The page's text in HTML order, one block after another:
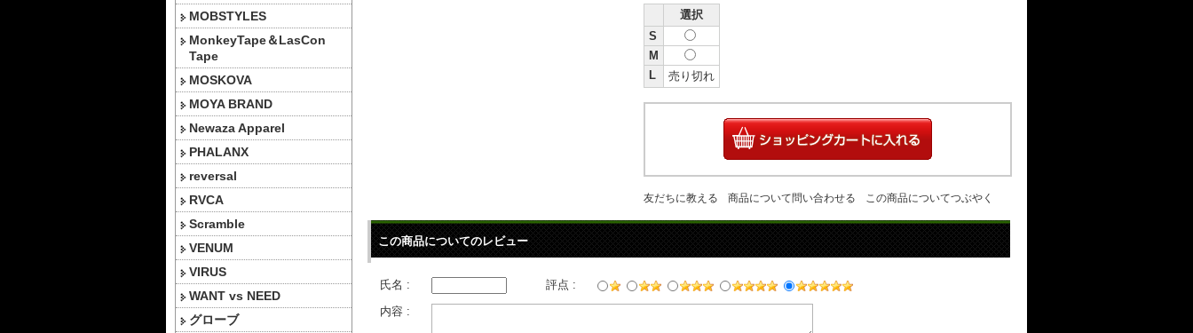
MOBSTYLES
MonkeyTape＆LasCon
Tape
MOSKOVA
MOYA BRAND
Newaza Apparel
PHALANX
reversal
RVCA
Scramble
VENUM
VIRUS
WANT vs NEED
グローブ
選択
S
M
L
売り切れ
友だちに教える 商品について問い合わせる この商品についてつぶやく
この商品についてのレビュー
氏名 :
評点 :
内容 :